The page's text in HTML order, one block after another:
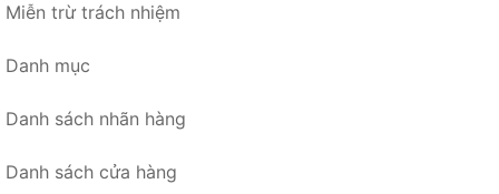
Miễn trừ trách nhiệm
Danh mục
Danh sách nhãn hàng
Danh sách cửa hàng